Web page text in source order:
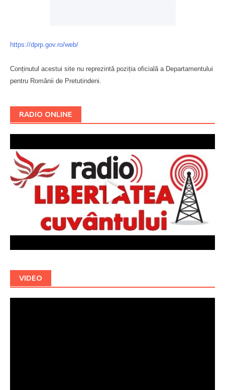
https://dprp.gov.ro/web/
Conținutul acestui site nu reprezintă poziția oficială a Departamentului
pentru Românii de Pretutindeni.
RADIO ONLINE
VIDEO